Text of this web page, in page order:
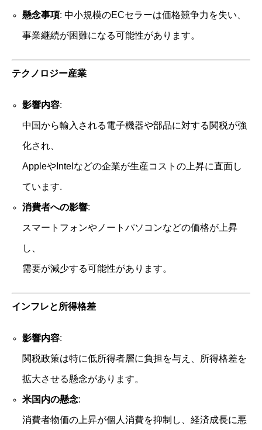
懸念事項: 中小規模のECセラーは価格競争力を失い、
事業継続が困難になる可能性があります。
テクノロジー産業
影響内容:
中国から輸入される電子機器や部品に対する関税が強
化され、
AppleやIntelなどの企業が生産コストの上昇に直面し
ています.
消費者への影響:
スマートフォンやノートパソコンなどの価格が上昇
し、
需要が減少する可能性があります。
インフレと所得格差
影響内容:
関税政策は特に低所得者層に負担を与え、所得格差を
拡大させる懸念があります。
米国内の懸念:
消費者物価の上昇が個人消費を抑制し、経済成長に悪